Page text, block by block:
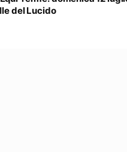
del Lucido